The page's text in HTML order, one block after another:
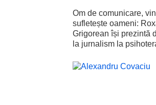
Om de comunicare,
sufletește oameni:
Grigorean își prezintă
la jurnalism la